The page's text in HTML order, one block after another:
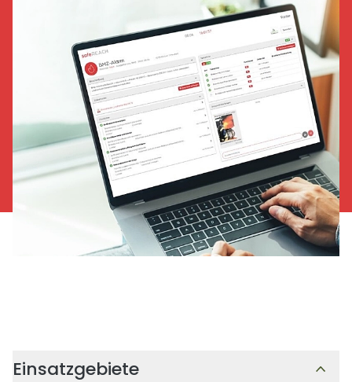
Einsatzgebiete